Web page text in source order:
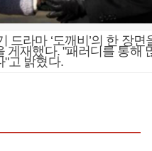
드라마 ‘도깨비’의 한 장면
게재했다. "패러디를 통해
"고 밝혔다.